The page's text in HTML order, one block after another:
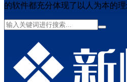
的软件都充分体现了以人为本的理